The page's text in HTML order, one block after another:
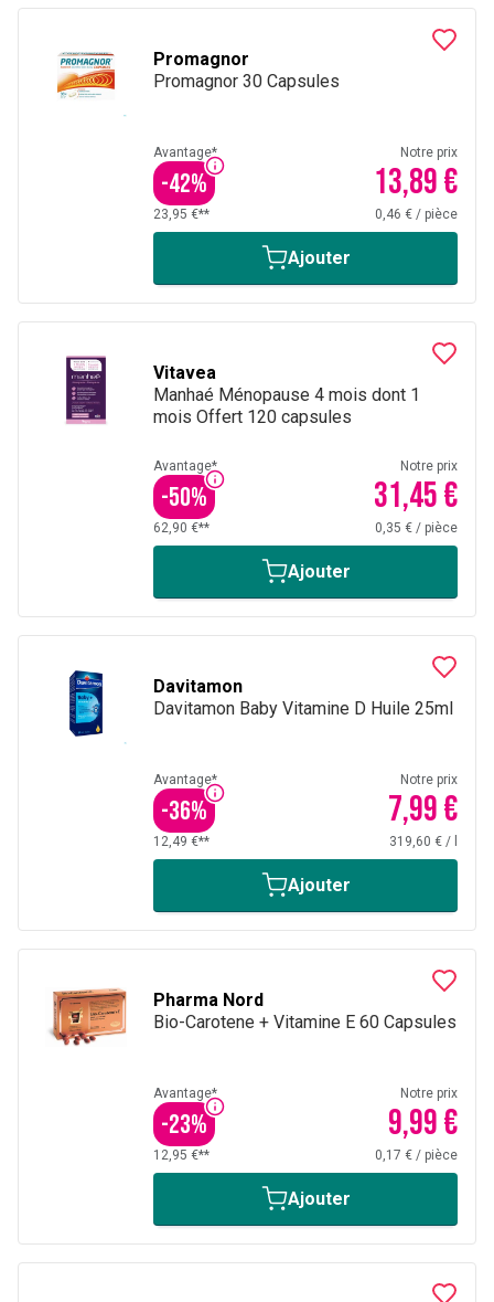
Promagnor
Promagnor 30 Capsules
Avantage*
-42%
Notre prix
13,89 €
23,95 €** 0,46 € / pièce
Ajouter
Vitavea
Manhaé Ménopause 4 mois dont 1
mois Offert 120 capsules
Avantage*
-50%
Notre prix
31,45 €
62,90 €** 0,35 € / pièce
Ajouter
Davitamon
Davitamon Baby Vitamine D Huile 25ml
Avantage*
-36%
Notre prix
7,99 €
12,49 €** 319,60 € /
Ajouter
Pharma Nord
Bio-Carotene + Vitamine E 60 Capsules
Avantage*
-23%
Notre prix
9,99 €
12,95 €** 0,17 € / pièce
Ajouter